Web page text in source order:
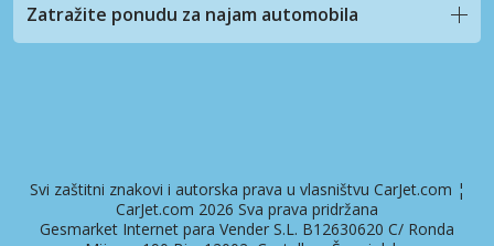
Zatražite ponudu za najam automobila
Svi zaštitni znakovi i autorska prava u vlasništvu CarJet.com ¦
CarJet.com 2026 Sva prava pridržana
Gesmarket Internet para Vender S.L. B12630620 C/ Ronda